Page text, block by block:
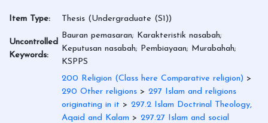
Item Type: Thesis (Undergraduate (S1))
Uncontrolled
Keywords:
Bauran pemasaran; Karakteristik nasabah;
Keputusan nasabah; Pembiayaan; Murabahah;
KSPPS
200 Religion (Class here Comparative religion) >
290 Other religions > 297 Islam and religions
originating in it > 297.2 Islam Doctrinal Theology,
Aqaid and Kalam > 297.27 Islam and social